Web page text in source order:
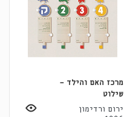
מרכז האם והילד -
שילוט
ירום ורדימון